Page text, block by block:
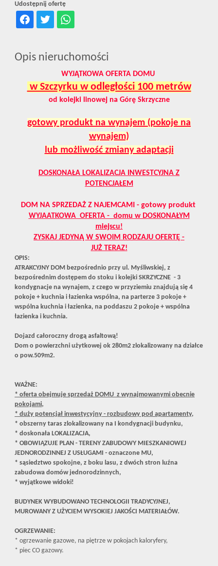
Udostępnij ofertę
Opis nieruchomości
WYJĄTKOWA OFERTA DOMU
w Szczyrku w odległości 100 metrów
od kolejki linowej na Górę Skrzyczne
gotowy produkt na wynajem (pokoje na
wynajem)
lub możliwość zmiany adaptacji
DOSKONAŁA LOKALIZACJA INWESTCYJNA Z
POTENCJAŁEM
DOM NA SPRZEDAŻ Z NAJEMCAMI - gotowy produkt
WYJAATKOWA OFERTA - domu w DOSKONAŁYM
miejscu!
ZYSKAJ JEDYNĄ W SWOIM RODZAJU OFERTĘ -
JUŻ TERAZ!
OPIS:
ATRAKCYJNY DOM bezpośrednio przy ul. Myśliwskiej, z
bezpośrednim dostępem do stoku i kolejki SKRZYCZNE - 3
kondygnacje na wynajem, z czego w przyziemiu znajdują się 4
pokoje + kuchnia i łazienka wspólna, na parterze 3 pokoje +
wspólna kuchnia i łazienka, na poddaszu 2 pokoje + wspólna
łazienka i kuchnia.
Dojazd całoroczny drogą asfaltową!
Dom o powierzchni użytkowej ok 280m2 zlokalizowany na działce
o pow.509m2.
WAŻNE:
* oferta obejmuje sprzedaż DOMU z wynajmowanymi obecnie
pokojami,
* duży potencjał inwestycyjny - rozbudowy pod apartamenty,
* obszerny taras zlokalizowany na I kondygnacji budynku,
* doskonała LOKALIZACJA,
* OBOWIĄZUJE PLAN - TERENY ZABUDOWY MIESZKANIOWEJ
JEDNORODZINNEJ Z USŁUGAMI - oznaczone MU,
* sąsiedztwo spokojne, z boku lasu, z dwóch stron luźna
zabudowa domów jednorodzinnych,
* wyjątkowe widoki!
BUDYNEK WYBUDOWANO TECHNOLOGII TRADYCYJNEJ,
MUROWANY Z UŻYCIEM WYSOKIEJ JAKOŚCI MATERIAŁÓW.
OGRZEWANIE:
* ogrzewanie gazowe, na piętrze w pokojach kaloryfery,
* piec CO gazowy.